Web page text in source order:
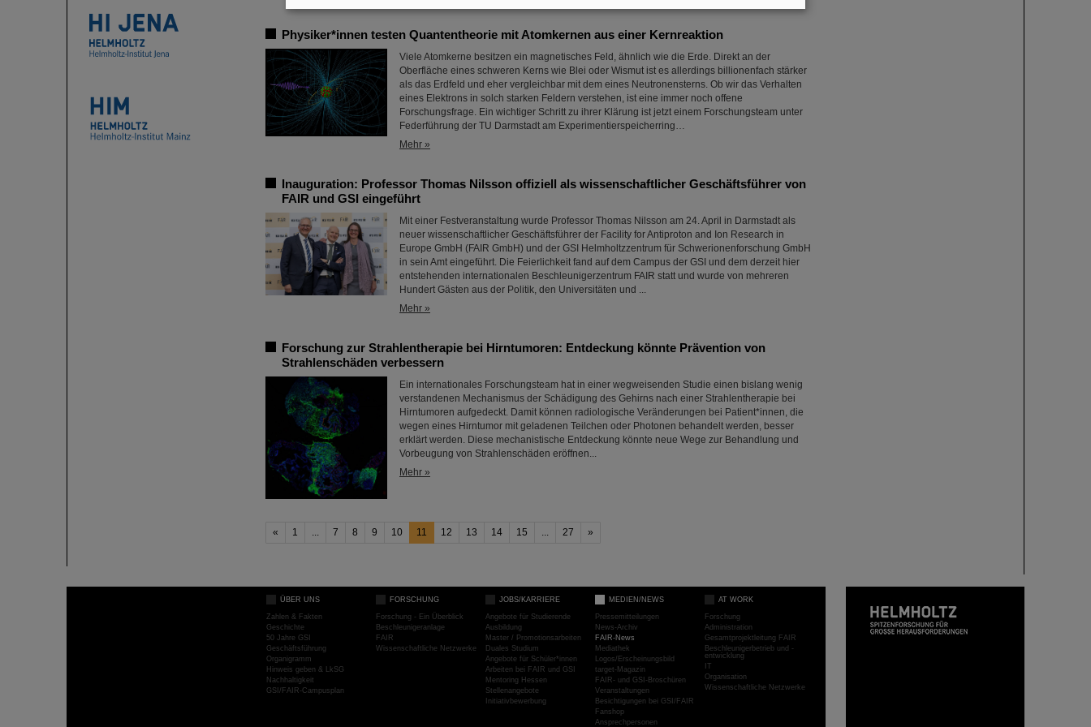
Physiker*innen testen Quantentheorie mit Atomkernen aus einer Kernreaktion
Viele Atomkerne besitzen ein magnetisches Feld, ähnlich wie die Erde. Direkt an der
Oberfläche eines schweren Kerns wie Blei oder Wismut ist es allerdings billionenfach stärker
als das Erdfeld und eher vergleichbar mit dem eines Neutronensterns. Ob wir das Verhalten
eines Elektrons in solch starken Feldern verstehen, ist eine immer noch offene
Forschungsfrage. Ein wichtiger Schritt zu ihrer Klärung ist jetzt einem Forschungsteam unter
Federführung der TU Darmstadt am Experimentierspeicherring…
Mehr »
Inauguration: Professor Thomas Nilsson offiziell als wissenschaftlicher Geschäftsführer von
FAIR und GSI eingeführt
Mit einer Festveranstaltung wurde Professor Thomas Nilsson am 24. April in Darmstadt als
neuer wissenschaftlicher Geschäftsführer der Facility for Antiproton and Ion Research in
Europe GmbH (FAIR GmbH) und der GSI Helmholtzzentrum für Schwerionenforschung GmbH
in sein Amt eingeführt. Die Feierlichkeit fand auf dem Campus der GSI und dem derzeit hier
entstehenden internationalen Beschleunigerzentrum FAIR statt und wurde von mehreren
Hundert Gästen aus der Politik, den Universitäten und ...
Mehr »
Forschung zur Strahlentherapie bei Hirntumoren: Entdeckung könnte Prävention von
Strahlenschäden verbessern
Ein internationales Forschungsteam hat in einer wegweisenden Studie einen bislang wenig
verstandenen Mechanismus der Schädigung des Gehirns nach einer Strahlentherapie bei
Hirntumoren aufgedeckt. Damit können radiologische Veränderungen bei Patient*innen, die
wegen eines Hirntumor mit geladenen Teilchen oder Photonen behandelt werden, besser
erklärt werden. Diese mechanistische Entdeckung könnte neue Wege zur Behandlung und
Vorbeugung von Strahlenschäden eröffnen...
Mehr »
« 1 ... 7 8 9 10 11 12 13 14 15 ... 27 »
ÜBER UNS
Zahlen & Fakten
Geschichte
50 Jahre GSI
Geschäftsführung
Organigramm
Hinweis geben & LkSG
Nachhaltigkeit
GSI/FAIR-Campusplan
FORSCHUNG
Forschung - Ein Überblick
Beschleunigeranlage
FAIR
Wissenschaftliche Netzwerke
JOBS/KARRIERE
Angebote für Studierende
Ausbildung
Master / Promotionsarbeiten
Duales Studium
Angebote für Schüler*innen
Arbeiten bei FAIR und GSI
Mentoring Hessen
Stellenangebote
Initiativbewerbung
MEDIEN/NEWS
Pressemitteilungen
News-Archiv
FAIR-News
Mediathek
Logos/Erscheinungsbild
target-Magazin
FAIR- und GSI-Broschüren
Veranstaltungen
Besichtigungen bei GSI/FAIR
Fanshop
Ansprechpersonen
AT WORK
Forschung
Administration
Gesamtprojektleitung FAIR
Beschleunigerbetrieb und -
entwicklung
IT
Organisation
Wissenschaftliche Netzwerke